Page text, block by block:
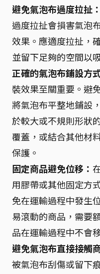
避免氣泡布過度拉扯：
過度拉扯會損害氣泡
效果。應適度拉扯，
並留下足夠的空間以
正確的氣泡布鋪設方
裝效果至關重要。避
將氣泡布平整地鋪設
於較大或不規則形狀
覆蓋，或結合其他材
保護。
固定商品避免位移：
用膠帶或其他固定方
免在運輸過程中發生
易滾動的商品，需要
品在運輸過程中不會
避免氣泡布直接接觸
被氣泡布刮傷或留下